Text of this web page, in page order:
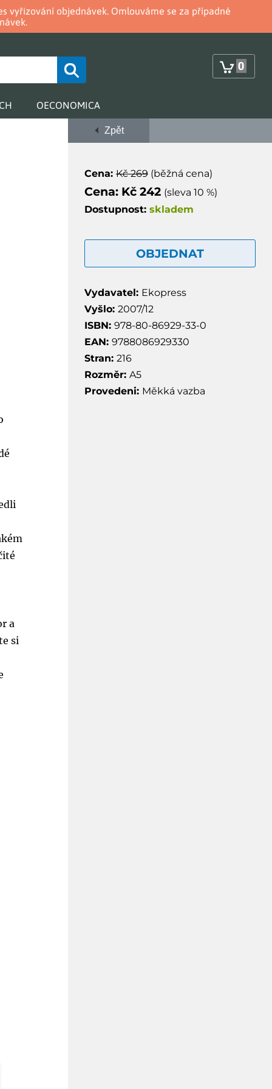
vyřizování objednávek. Omlouváme se za případné
0
OECONOMICA
Zpět
Cena:Kč 269(běžná cena)
Cena: Kč 242 (sleva 10 %)
Dostupnost: skladem
OBJEDNAT
Vydavatel: Ekopress
Vyšlo: 2007/12
ISBN: 978-80-86929-33-0
EAN: 9788086929330
Stran: 216
Rozměr: A5
Provedeni: Měkká vazba
a
si